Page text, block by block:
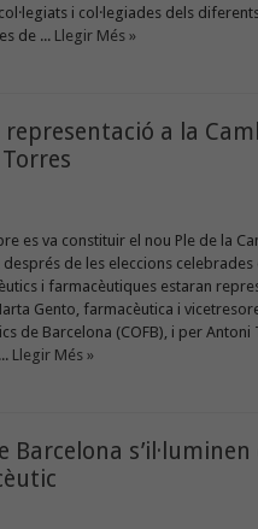
i col·legiades dels
de ... Llegir Més »
a la
es va constituir el nou Ple de la
després de les eleccions
i farmacèutiques estaran
Gento, farmacèutica i
de Barcelona (COFB), i per
Llegir Més »